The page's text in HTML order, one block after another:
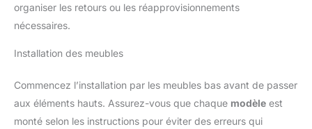
organiser les retours ou les réapprovisionnements
nécessaires.
Installation des meubles
Commencez l’installation par les meubles bas avant de passer
aux éléments hauts. Assurez-vous que chaque modèle est
monté selon les instructions pour éviter des erreurs qui